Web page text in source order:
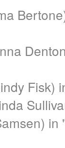
Fisk)